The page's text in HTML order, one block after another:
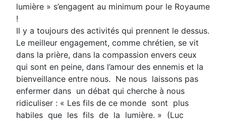
lumière » s’engagent au minimum pour le Royaume
!
Il y a toujours des activités qui prennent le dessus.
Le meilleur engagement, comme chrétien, se vit
dans la prière, dans la compassion envers ceux
qui sont en peine, dans l’amour des ennemis et la
bienveillance entre nous. Ne nous laissons pas
enfermer dans un débat qui cherche à nous
ridiculiser : « Les fils de ce monde sont plus
habiles que les fils de la lumière. » (Luc